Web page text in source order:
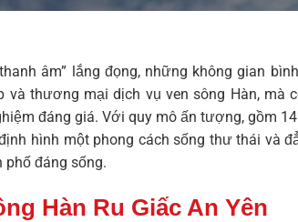
âm” lắng đọng, những không gian
thương mại dịch vụ ven sông Hàn, mà
đáng giá. Với quy mô ấn tượng, gồm
hình một phong cách sống thư thái và
đáng sống.
Hàn Ru Giấc An Yên